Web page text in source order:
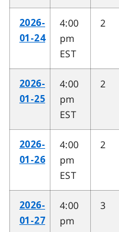
2026-
01-24
4:00
pm
EST
2
2026-
01-25
4:00
pm
EST
2
2026-
01-26
4:00
pm
EST
2
2026-
01-27
4:00
pm
3